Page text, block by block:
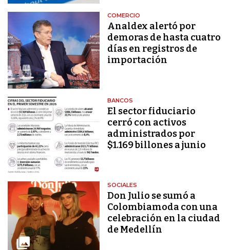
COMERCIO
Analdex alertó por
demoras de hasta cuatro
días en registros de
importación
BANCOS
El sector fiduciario
cerró con activos
administrados por
$1.169 billones a junio
SOCIALES
Don Julio se sumó a
Colombiamoda con una
celebración en la ciudad
de Medellín